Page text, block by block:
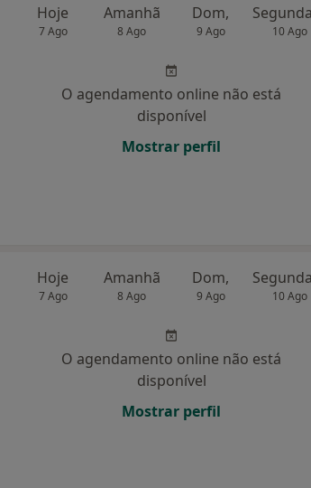
Hoje
7 Ago
Amanhã
8 Ago
Dom,
9 Ago 10 Ago
O agendamento online não está
disponível
Mostrar perfil
Hoje
7 Ago
Amanhã
8 Ago
Dom,
9 Ago 10 Ago
O agendamento online não está
disponível
Mostrar perfil